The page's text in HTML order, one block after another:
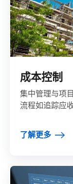
成本控制
集中管理与项
流程如追踪应
了解更多